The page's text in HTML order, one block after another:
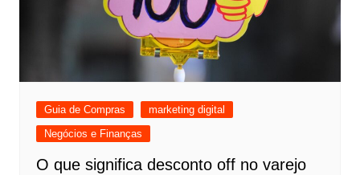
Guia de Compras
marketing digital
Negócios e Finanças
O que significa desconto off no varejo